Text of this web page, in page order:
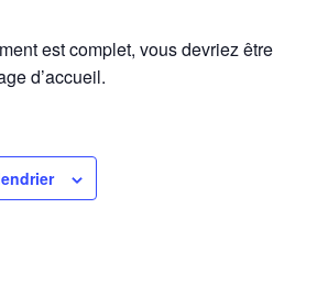
est complet, vous devriez être
d’accueil.